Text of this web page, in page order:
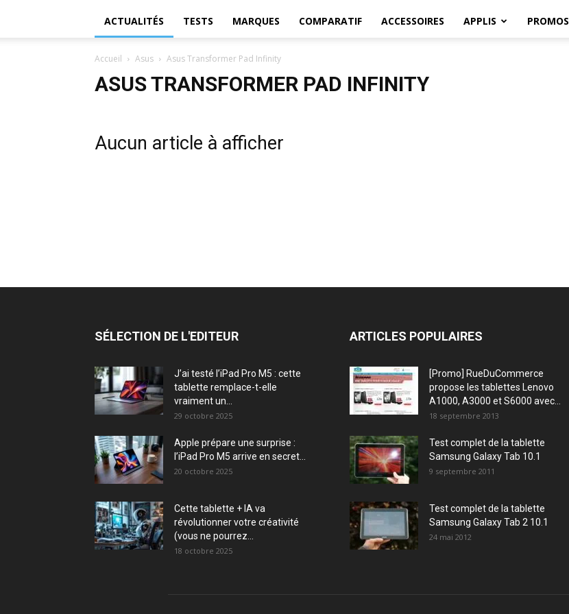
ACTUALITÉS TESTS MARQUES COMPARATIF ACCESSOIRES APPLIS PROMOS
Accueil Asus Asus Transformer Pad Infinity
ASUS TRANSFORMER PAD INFINITY
Aucun article à afficher
SÉLECTION DE L'EDITEUR
J’ai testé l’iPad Pro M5 : cette
tablette remplace-t-elle
vraiment un...
29 octobre 2025
Apple prépare une surprise :
l’iPad Pro M5 arrive en secret...
20 octobre 2025
Cette tablette + IA va
révolutionner votre créativité
(vous ne pourrez...
18 octobre 2025
ARTICLES POPULAIRES
[Promo] RueDuCommerce
propose les tablettes Lenovo
A1000, A3000 et S6000 avec...
18 septembre 2013
Test complet de la tablette
Samsung Galaxy Tab 10.1
9 septembre 2011
Test complet de la tablette
Samsung Galaxy Tab 2 10.1
24 mai 2012